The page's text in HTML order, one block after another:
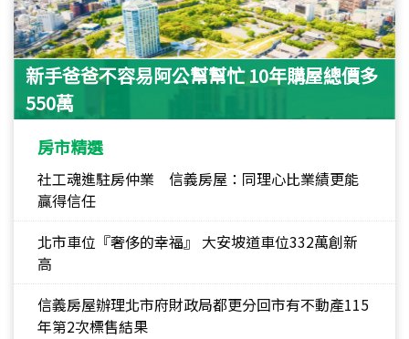
新手爸爸不容易阿公幫幫忙 10年購屋總價多
550萬
房市精選
社工魂進駐房仲業 信義房屋：同理心比業績更能
贏得信任
北市車位『奢侈的幸福』 大安坡道車位332萬創新
高
信義房屋辦理北市府財政局都更分回市有不動產115
年第2次標售結果